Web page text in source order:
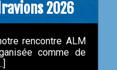
2026
rencontre ALM
comme de